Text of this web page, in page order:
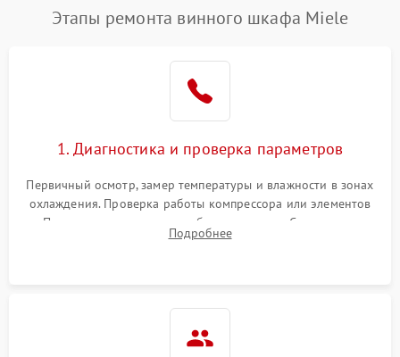
Этапы ремонта винного шкафа Miele
1. Диагностика и проверка параметров
Первичный осмотр, замер температуры и влажности в зонах
охлаждения. Проверка работы компрессора или элементов
Пельтье, оценка уровня вибрации и шума. Считывание
ошибок с модуля управления.
Подробнее